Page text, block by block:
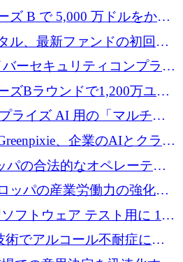
ズ B で 5,000 万ドルをかけ
法用の法律 AI を構築
ル、最新ファンドの初回ク
確保
ーセキュリティコンプライ
ォームのために140万ユーロ
ズBラウンドで1,200万ユー
ライズ AI 用の「マルチプ
ーティング システムを構築
4,000 万ドルを調達
、企業のAIとクラウ
駄を削減するために470万ポ
パの合法的なオペレーティ
築するために 750 万ユーロ
ッパの産業労働力の強化に
万ユーロを獲得
フトウェア テスト用に 110
ードを提供して開始
術でアルコール不耐症に取
万ユーロを調達